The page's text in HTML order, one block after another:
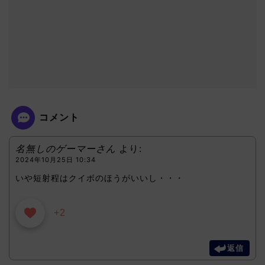
コメント
名無しのゲーマーさん より:
2024年10月25日 10:34
いや短射程はクイボのほうがいいし・・・
+2
返信